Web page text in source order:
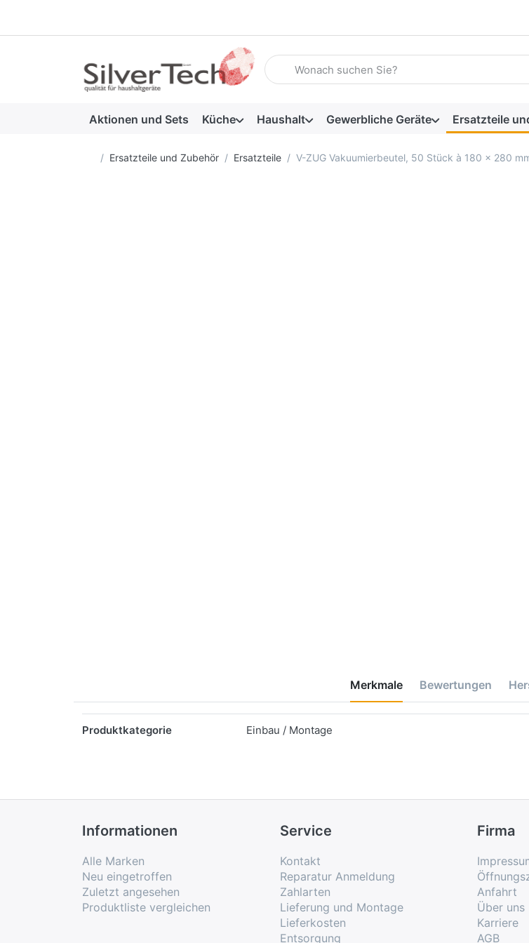
Geben Sie einen Suchbegriff ein. Während Sie
Aktionen und Sets Küche Haushalt Gewerbliche Geräte Ersatzteile
Startseite
Ersatzteile und Zubehör Ersatzteile V-ZUG Vakuumierbeutel, 50 Stück à 180 x 280
Merkmale Bewertungen
Produktkategorie Einbau / Montage
Informationen
Alle Marken
Neu eingetroffen
Zuletzt angesehen
Produktliste vergleichen
Service
Kontakt
Reparatur Anmeldung
Zahlarten
Lieferung und Montage
Lieferkosten
Entsorgung
Firma
Anfahrt
Über uns
Karriere
AGB